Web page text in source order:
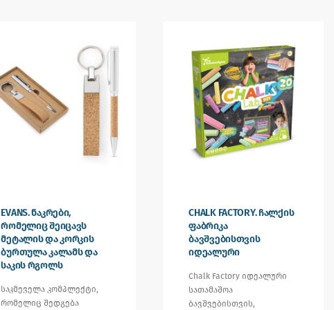
EVANS. ნაკრები,
რომელიც შეიცავს
მეტალის და კორკის
ბურთულა კალამს და
საკის რგოლს
საკმეველა კომპლექტი,
რომელიც შედგება
CHALK FACTORY. ჩალქის
ფაბრიკა
ბავშვებისთვის
იდეალური
Chalk Factory იდეალური
სათამაშოა
ბავშვებისთვის,